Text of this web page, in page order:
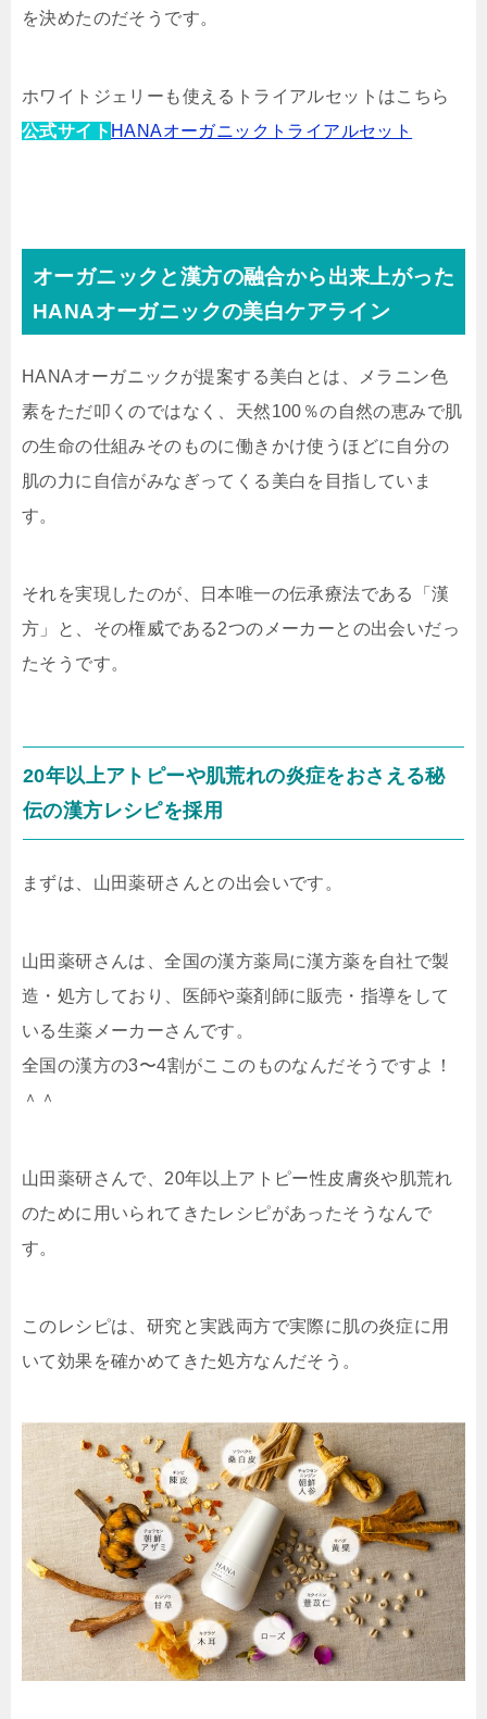
を決めたのだそうです。
ホワイトジェリーも使えるトライアルセットはこちら
公式サイト HANAオーガニックトライアルセット
オーガニックと漢方の融合から出来上がった
HANAオーガニックの美白ケアライン
HANAオーガニックが提案する美白とは、メラニン色
素をただ叩くのではなく、 天然100％の自然の恵みで肌
の生命の仕組みそのものに働きかけ使うほどに自分の
肌の力に自信がみなぎってくる美白を目指していま
す。
それを実現したのが、日本唯一の伝承療法である「漢
方」と、その権威である2つのメーカーとの出会いだっ
たそうです。
20年以上アトピーや肌荒れの炎症をおさえる秘
伝の漢方レシピを採用
まずは、山田薬研さんとの出会いです。
山田薬研さんは、全国の漢方薬局に漢方薬を自社で製
造・処方しており、医師や薬剤師に販売・指導をして
いる生薬メーカーさんです。
全国の漢方の3〜4割がここのものなんだそうですよ！
＾＾
山田薬研さんで、20年以上アトピー性皮膚炎や肌荒れ
のために用いられてきたレシピがあったそうなんで
す。
このレシピは、研究と実践両方で実際に肌の炎症に用
いて効果を確かめてきた処方なんだそう。